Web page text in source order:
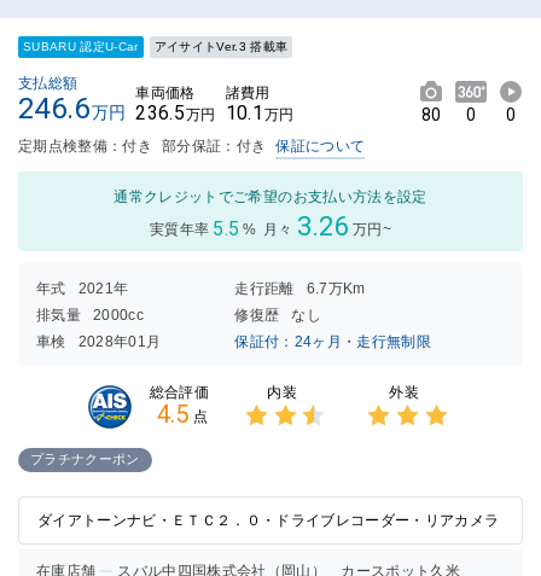
SUBARU 認定U-Car アイサイトVer.3 搭載車
支払総額
246.6万円
車両価格
236.5万円
諸費用
10.1 万円 80 0 0
定期点検整備：付き 部分保証：付き 保証について
通常クレジットでご希望のお支払い方法を設定
実質年率 5.5 % 月々 3.26 万円~
年式 2021年 走行距離
6.7万Km
排気量
2000cc 修復歴
なし
車検
2028年01月 保証付：24ヶ月・走行無制限
総合評価
4.5 点
内装 外装
プラチナクーポン
ダイアトーンナビ・ＥＴＣ２．０・ドライブレコーダー・リアカメラ
在庫店舗 スバル中四国株式会社（岡山） カースポット久米